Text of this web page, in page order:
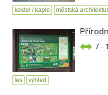
kostel / kaple městská
7 -
les výhled